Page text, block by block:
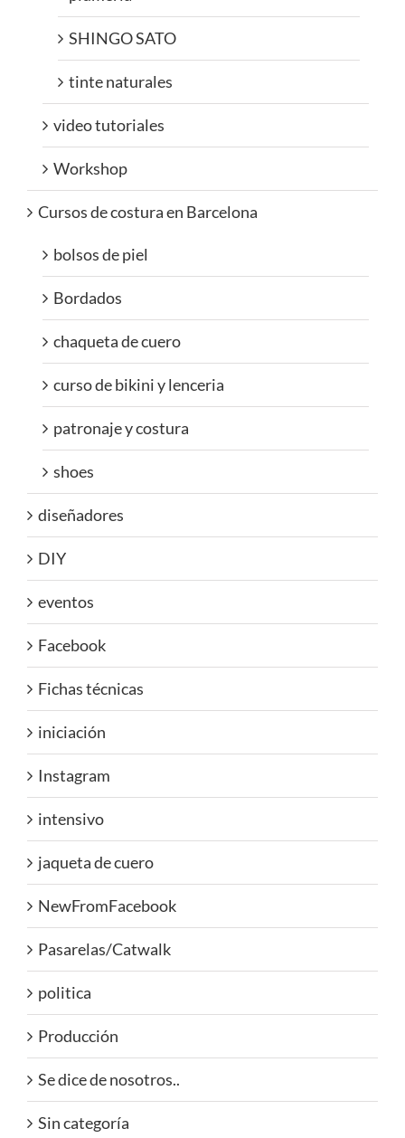
SHINGO SATO
tinte naturales
video tutoriales
Workshop
Cursos de costura en Barcelona
bolsos de piel
Bordados
chaqueta de cuero
curso de bikini y lenceria
patronaje y costura
shoes
diseñadores
DIY
eventos
Facebook
Fichas técnicas
iniciación
Instagram
intensivo
jaqueta de cuero
NewFromFacebook
Pasarelas/Catwalk
politica
Producción
Se dice de nosotros..
Sin categoría